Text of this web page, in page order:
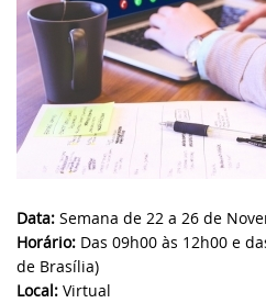
Data: Semana de 22 a 26 de
Horário: Das 09h00 às 12h00 e
de Brasília)
Local: Virtual
Knowledge
Knowledge
Produtos
Download
DataFlex
teste agora!
Atualização
2024/24.0
Atualização
versões do
Framework
DataFlex
Dynamic AI
Sistemas
SYNERGY
EDUC 2022
WEBINAR:
2021/20.0
Migrando